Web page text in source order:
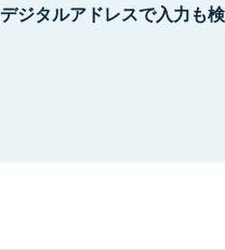
デジタルアドレスで入力も